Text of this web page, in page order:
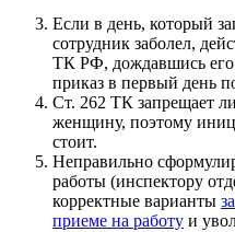
Если в день, который
сотрудник заболел,
ТК РФ, дождавшись его
приказ в первый день
Ст. 262 ТК запрещает
женщину, поэтому
стоит.
Неправильно
работы (инспектору
корректные варианты
приеме на работу и